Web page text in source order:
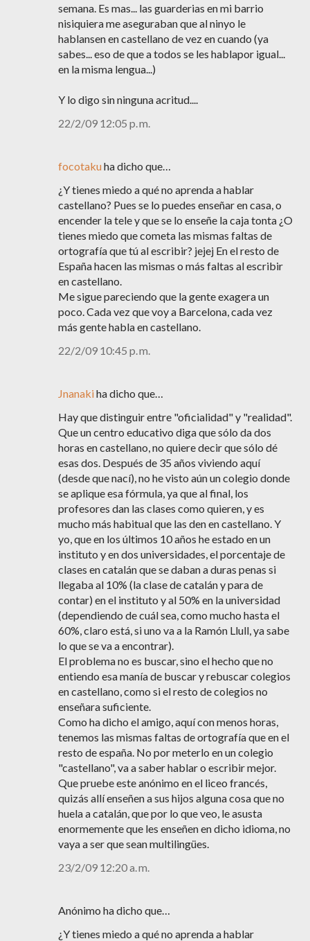
semana. Es mas... las guarderias en mi barrio
nisiquiera me aseguraban que al ninyo le
hablansen en castellano de vez en cuando (ya
sabes... eso de que a todos se les hablapor igual...
en la misma lengua...)
Y lo digo sin ninguna acritud....
22/2/09 12:05 p. m.
focotakuha dicho que…
¿Y tienes miedo a qué no aprenda a hablar
castellano? Pues se lo puedes enseñar en casa, o
encender la tele y que se lo enseñe la caja tonta ¿O
tienes miedo que cometa las mismas faltas de
ortografía que tú al escribir? jejej En el resto de
España hacen las mismas o más faltas al escribir
en castellano.
Me sigue pareciendo que la gente exagera un
poco. Cada vez que voy a Barcelona, cada vez
más gente habla en castellano.
22/2/09 10:45 p. m.
Jnanakiha dicho que…
Hay que distinguir entre "oficialidad" y "realidad".
Que un centro educativo diga que sólo da dos
horas en castellano, no quiere decir que sólo dé
esas dos. Después de 35 años viviendo aquí
(desde que nací), no he visto aún un colegio donde
se aplique esa fórmula, ya que al final, los
profesores dan las clases como quieren, y es
mucho más habitual que las den en castellano. Y
yo, que en los últimos 10 años he estado en un
instituto y en dos universidades, el porcentaje de
clases en catalán que se daban a duras penas si
llegaba al 10% (la clase de catalán y para de
contar) en el instituto y al 50% en la universidad
(dependiendo de cuál sea, como mucho hasta el
60%, claro está, si uno va a la Ramón Llull, ya sabe
lo que se va a encontrar).
El problema no es buscar, sino el hecho que no
entiendo esa manía de buscar y rebuscar colegios
en castellano, como si el resto de colegios no
enseñara suficiente.
Como ha dicho el amigo, aquí con menos horas,
tenemos las mismas faltas de ortografía que en el
resto de españa. No por meterlo en un colegio
"castellano", va a saber hablar o escribir mejor.
Que pruebe este anónimo en el liceo francés,
quizás allí enseñen a sus hijos alguna cosa que no
huela a catalán, que por lo que veo, le asusta
enormemente que les enseñen en dicho idioma, no
vaya a ser que sean multilingües.
23/2/09 12:20 a. m.
Anónimo ha dicho que…
¿Y tienes miedo a qué no aprenda a hablar